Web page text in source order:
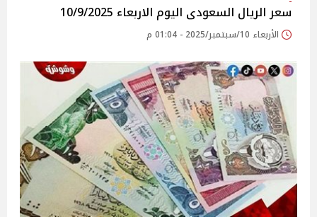
سعر الريال السعودى اليوم الاربعاء 10/9/2025
الأربعاء 10/سبتمبر/2025 - 01:04 م